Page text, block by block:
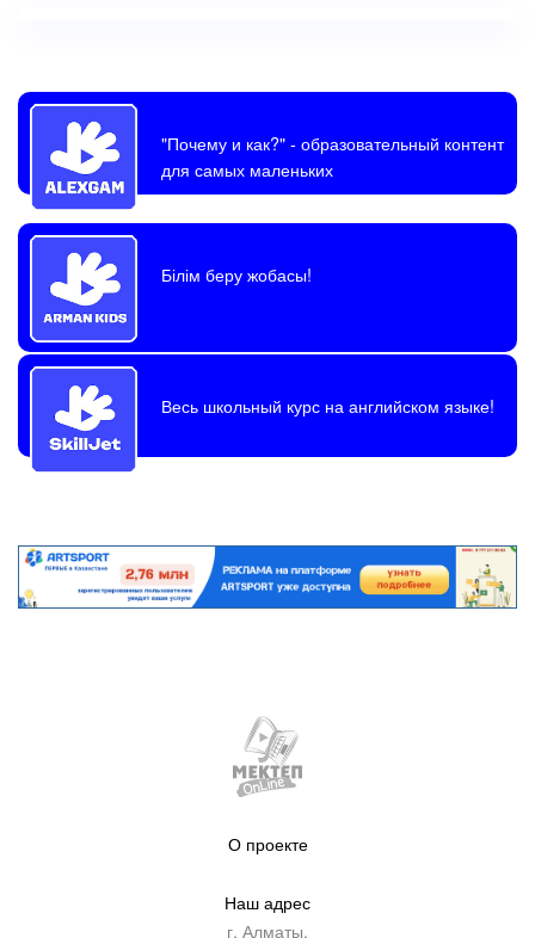
"Почему и как?"- образовательный контент
для самых маленьких
Білім беру жобасы!
Весь школьный курс на английском языке!
О проекте
Наш адрес
г. Алматы,